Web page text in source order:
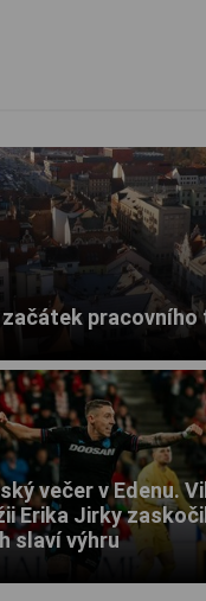
pracovního
večer v Edenu.
Erika Jirky
slaví výhru